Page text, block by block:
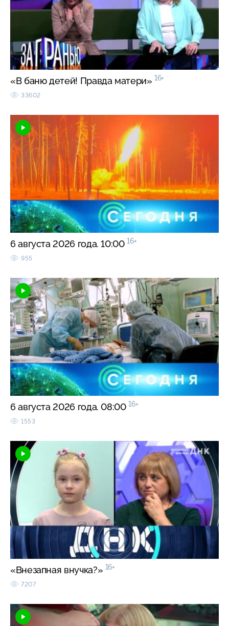
«В баню детей! Правда матери» 16+
33602
6 августа 2026 года. 10:00 16+
955
6 августа 2026 года. 08:00 16+
1553
«Внезапная внучка?» 16+
7207